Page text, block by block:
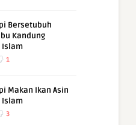
Bersetubuh
Kandung
Islam
1
Makan Ikan Asin
Islam
3